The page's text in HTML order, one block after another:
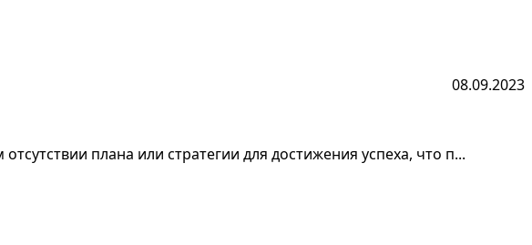
08.09.2023
плана или стратегии для достижения успеха, что п...